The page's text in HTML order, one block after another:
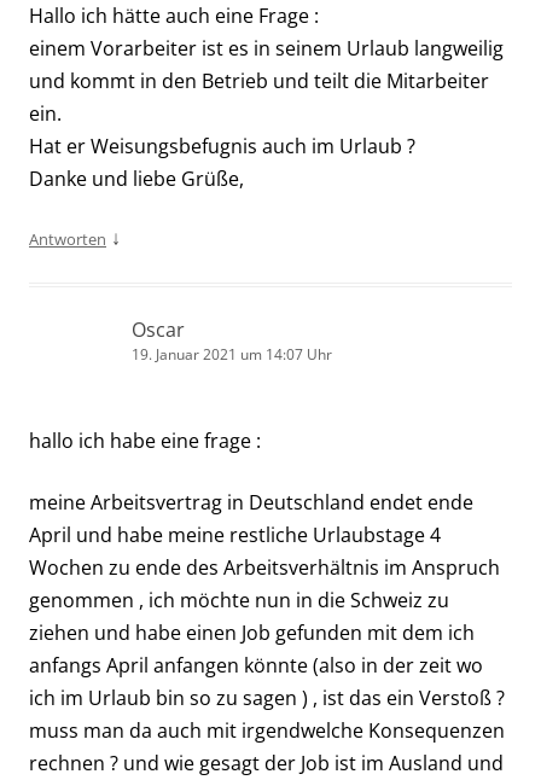
Hallo ich hätte auch eine Frage :
einem Vorarbeiter ist es in seinem Urlaub langweilig
und kommt in den Betrieb und teilt die Mitarbeiter
ein.
Hat er Weisungsbefugnis auch im Urlaub ?
Danke und liebe Grüße,
Antworten ↓
Oscar
19. Januar 2021 um 14:07 Uhr
hallo ich habe eine frage :
meine Arbeitsvertrag in Deutschland endet ende
April und habe meine restliche Urlaubstage 4
Wochen zu ende des Arbeitsverhältnis im Anspruch
genommen , ich möchte nun in die Schweiz zu
ziehen und habe einen Job gefunden mit dem ich
anfangs April anfangen könnte (also in der zeit wo
ich im Urlaub bin so zu sagen ) , ist das ein Verstoß ?
muss man da auch mit irgendwelche Konsequenzen
rechnen ? und wie gesagt der Job ist im Ausland und